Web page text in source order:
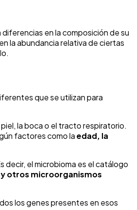
en la composición de su
la abundancia relativa de ciertas
que se utilizan para
la boca o el tracto respiratorio.
factores como laedad, la
decir, el microbioma es el catálogo
y otros microorganismos
los genes presentes en esos